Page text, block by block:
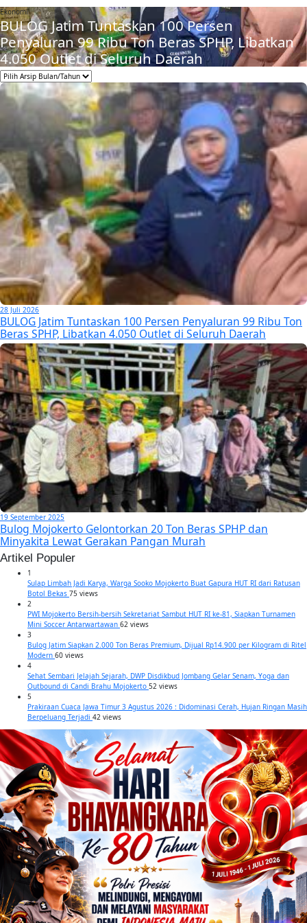
Ekonomi
BULOG Jatim Tuntaskan 100 Persen
Penyaluran 99 Ribu Ton Beras SPHP, Libatkan
4.050 Outlet di Seluruh Daerah
28 Juli 2026
BULOG Jatim Tuntaskan 100 Persen Penyaluran 99 Ribu Ton
Beras SPHP, Libatkan 4.050 Outlet di Seluruh Daerah
19 September 2025
Bulog Mojokerto Gelontorkan 20 Ton Beras SPHP dan
Minyakita Lewat Gerakan Pangan Murah
Artikel Populer
1
Sulap Limbah Jadi Karya, Warga Sooko Mojokerto Buat Gapura HUT RI dari Ratusan
Botol Bekas 75 views
2
PWI Mojokerto Bersih-bersih Sekretariat Sambut HUT RI ke-81, Siapkan Turnamen
Mini Soccer Antarwartawan 62 views
3
Bulog Jatim Siapkan 2.000 Ton Beras Premium, Dijual Rp14.900 per Kilogram di Ritel
Modern 60 views
4
Sehat Sembari Jelajah Sejarah, DWP Disdikbud Jombang Gelar Senam, Yoga dan
Outbound di Candi Brahu Mojokerto 52 views
5
Prakiraan Cuaca Jawa Timur 3 Agustus 2026 : Didominasi Cerah, Hujan Ringan Masih
Berpeluang Terjadi 42 views